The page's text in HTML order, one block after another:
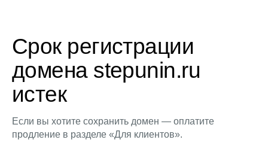
Срок регистрации
домена stepunin.ru
истек
Если вы хотите сохранить домен — оплатите
продление в разделе «Для клиентов».